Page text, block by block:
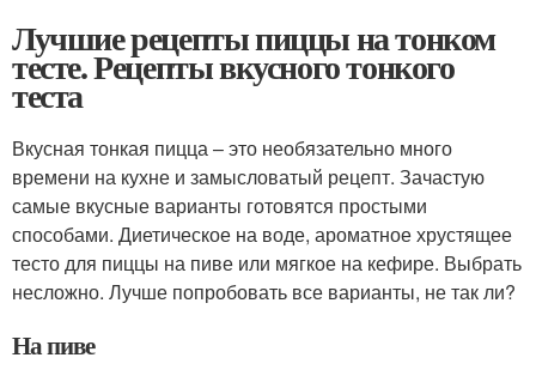
Лучшие рецепты пиццы на тонком
тесте. Рецепты вкусного тонкого
теста
Вкусная тонкая пицца – это необязательно много
времени на кухне и замысловатый рецепт. Зачастую
самые вкусные варианты готовятся простыми
способами. Диетическое на воде, ароматное хрустящее
тесто для пиццы на пиве или мягкое на кефире. Выбрать
несложно. Лучше попробовать все варианты, не так ли?
На пиве